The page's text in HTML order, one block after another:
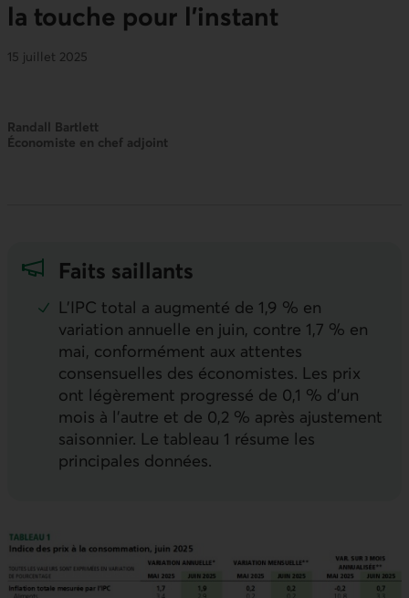
la touche pour l’instant
15 juillet 2025
Randall Bartlett
Économiste en chef adjoint
Faits saillants
L’IPC total a augmenté de 1,9 % en
variation annuelle en juin, contre 1,7 % en
mai, conformément aux attentes
consensuelles des économistes. Les prix
ont légèrement progressé de 0,1 % d’un
mois à l’autre et de 0,2 % après ajustement
saisonnier. Le tableau 1 résume les
principales données.